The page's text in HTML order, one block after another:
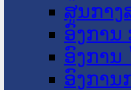
ສູນກາ
ອົງກາ
ອົງການ
ອົງກາ